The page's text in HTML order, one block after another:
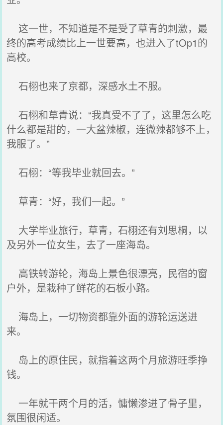
这一世，不知道是不是受了草青的刺激，最
终的高考成绩比上一世要高，也进入了tOp1的
高校。
石栩也来了京都，深感水土不服。
石栩和草青说：“我真受不了了，这里怎么吃
什么都是甜的，一大盆辣椒，连微辣都够不上，
我服了。”
石栩：“等我毕业就回去。”
草青：“好，我们一起。”
大学毕业旅行，草青，石栩还有刘思桐，以
及另外一位女生，去了一座海岛。
高铁转游轮，海岛上景色很漂亮，民宿的窗
户外，是栽种了鲜花的石板小路。
海岛上，一切物资都靠外面的游轮运送进
来。
岛上的原住民，就指着这两个月旅游旺季挣
钱。
一年就干两个月的活，慵懒渗进了骨子里，
氛围很闲适。